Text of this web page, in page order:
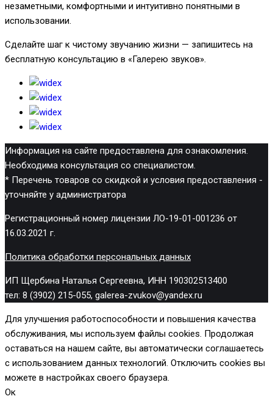
незаметными, комфортными и интуитивно понятными в
использовании.
Сделайте шаг к чистому звучанию жизни — запишитесь на
бесплатную консультацию в «Галерею звуков».
Информация на сайте предоставлена для ознакомления.
Необходима консультация со специалистом.
* Перечень товаров со скидкой и условия предоставления -
уточняйте у администратора
Регистрационный номер лицензии ЛО-19-01-001236 от
16.03.2021 г.
Политика обработки персональных данных
ИП Щербина Наталья Сергеевна, ИНН 190302513400
тел: 8 (3902) 215-055, galerea-zvukov@yandex.ru
Для улучшения работоспособности и повышения качества
обслуживания, мы используем файлы cookies. Продолжая
оставаться на нашем сайте, вы автоматически соглашаетесь
с использованием данных технологий. Отключить cookies вы
можете в настройках своего браузера.
Ок